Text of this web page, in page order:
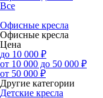
Все
Офисные кресла
Офисные кресла
Цена
до 10 000 ₽
от 10 000 до 50 000 ₽
от 50 000 ₽
Другие категории
Детские кресла